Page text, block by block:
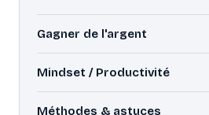
Gagner de l'argent
Mindset / Productivité
Méthodes & astuces